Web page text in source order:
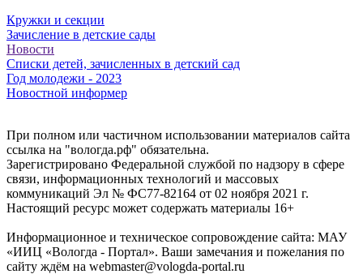
Кружки и секции
Зачисление в детские сады
Новости
Списки детей, зачисленных в детский сад
Год молодежи - 2023
Новостной информер
При полном или частичном использовании материалов сайта
ссылка на "вологда.рф" обязательна.
Зарегистрировано Федеральной службой по надзору в сфере
связи, информационных технологий и массовых
коммуникаций Эл № ФС77-82164 от 02 ноября 2021 г.
Настоящий ресурс может содержать материалы 16+
Информационное и техническое сопровождение сайта: МАУ
«ИИЦ «Вологда - Портал». Ваши замечания и пожелания по
сайту ждём на webmaster@vologda-portal.ru